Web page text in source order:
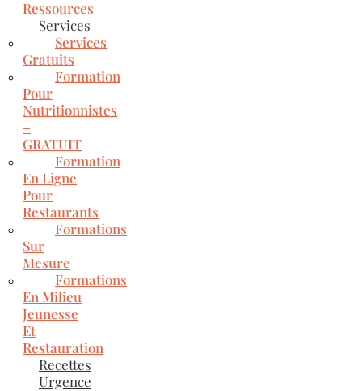
Ressources
Services
Services
Gratuits
Formation
Pour
Nutritionnistes
–
GRATUIT
Formation
En Ligne
Pour
Restaurants
Formations
Sur
Mesure
Formations
En Milieu
Jeunesse
Et
Restauration
Recettes
Urgence